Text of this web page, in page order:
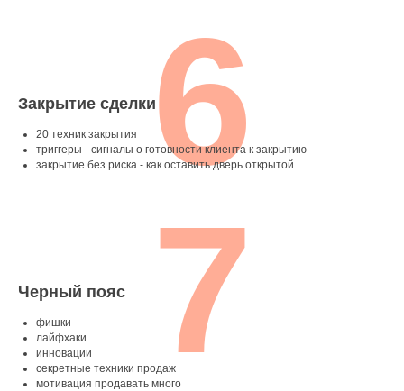
Закрытие сделки
20 техник закрытия
триггеры - сигналы о готовности клиента к закрытию
закрытие без риска - как оставить дверь открытой
6
Черный пояс
фишки
лайфхаки
инновации
секретные техники продаж
мотивация продавать много7